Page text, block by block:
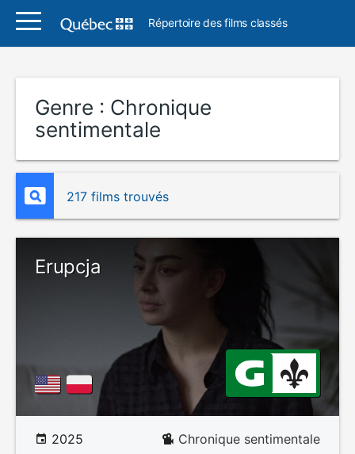
Répertoire des films classés
Genre : Chronique
sentimentale
217 films trouvés
Erupcja
2025 Chronique sentimentale